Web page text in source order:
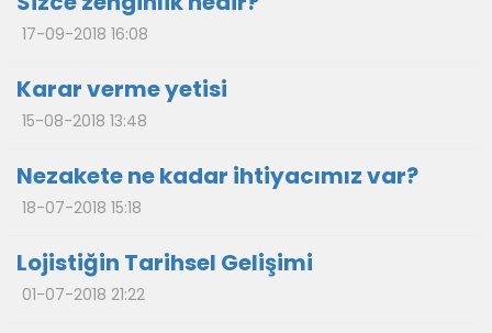
17-09-2018 16:08
Karar verme yetisi
15-08-2018 13:48
Nezakete ne kadar ihtiyacımız var?
18-07-2018 15:18
Lojistiğin Tarihsel Gelişimi
01-07-2018 21:22